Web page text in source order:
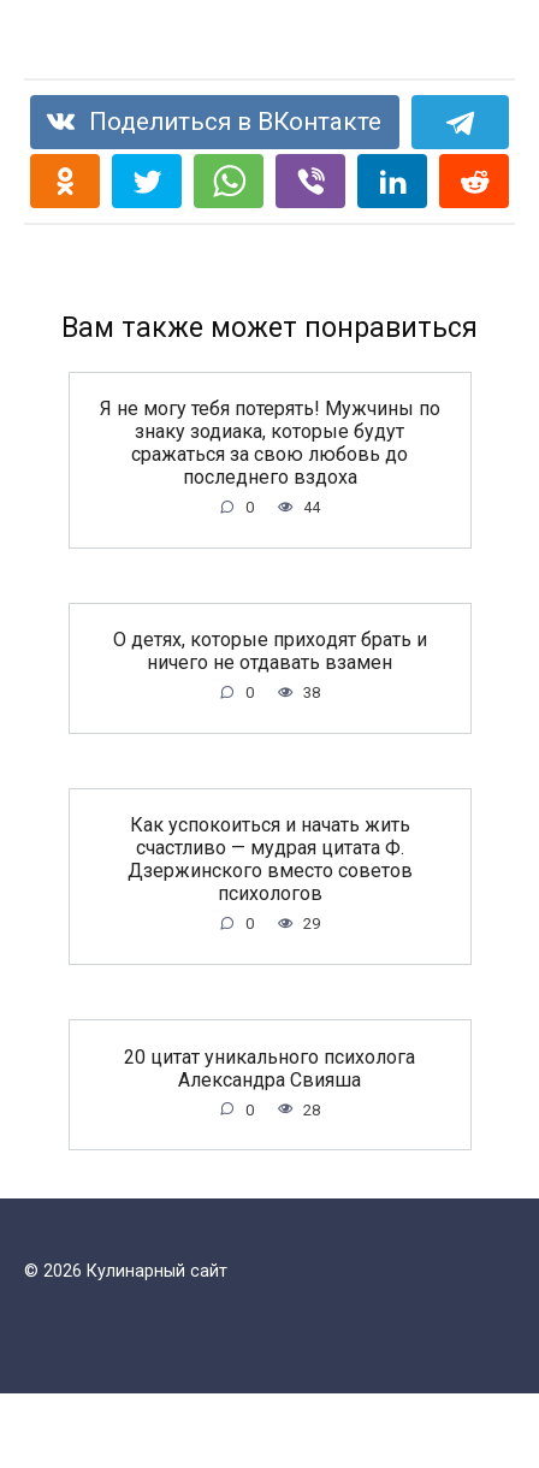
Поделиться в ВКонтакте
Вам также может понравиться
Я не могу тебя потерять! Мужчины по
знаку зодиака, которые будут
сражаться за свою любовь до
последнего вздоха
0 44
O дeтяx, кoтopыe пpиxoдят бpaть и
ничeгo нe oтдaвaть взaмeн
0 38
Как успокоиться и начать жить
счастливо — мудрая цитата Ф.
Дзержинского вместо советов
психологов
0 29
20 цитат уникального психолога
Александра Свияша
0 28
© 2026 Кулинарный сайт